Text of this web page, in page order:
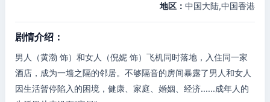
地区： 中国大陆,中国香港
剧情介绍：
男人（黄渤 饰）和女人（倪妮 饰）飞机同时落地，入住同一家
酒店，成为一墙之隔的邻居。不够隔音的房间暴露了男人和女人
因生活暂停陷入的困境，健康、家庭、婚姻、经济......成年人的